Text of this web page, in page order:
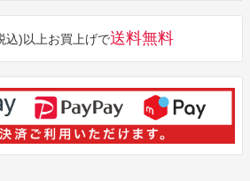
込)以上お買上げで送料無料